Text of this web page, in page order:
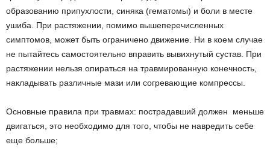
образованию припухлости, синяка (гематомы) и боли в месте
ушиба. При растяжении, помимо вышеперечисленных
симптомов, может быть ограничено движение. Ни в коем случае
не пытайтесь самостоятельно вправить вывихнутый сустав. При
растяжении нельзя опираться на травмированную конечность,
накладывать различные мази или согревающие компрессы.
Основные правила при травмах: пострадавший должен меньше
двигаться, это необходимо для того, чтобы не навредить себе
еще больше;